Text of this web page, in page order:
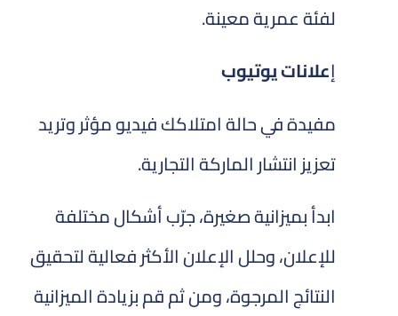
لفئة عمرية معينة.
إعلانات يوتيوب
مفيدة في حالة امتلاكك فيديو مؤثر وتريد
تعزيز انتشار الماركة التجارية.
ابدأ بميزانية صغيرة، جرّب أشكال مختلفة
للإعلان، وحلل الإعلان الأكثر فعالية لتحقيق
النتائج المرجوة، ومن ثم قم بزيادة الميزانية